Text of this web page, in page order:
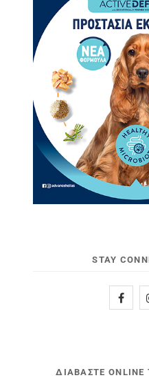
STAY
ΔΙΑΒΆΣΤΕ ONLINE